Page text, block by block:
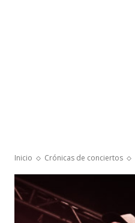
Inicio Crónicas de conciertos